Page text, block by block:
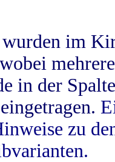
im
in der
zu